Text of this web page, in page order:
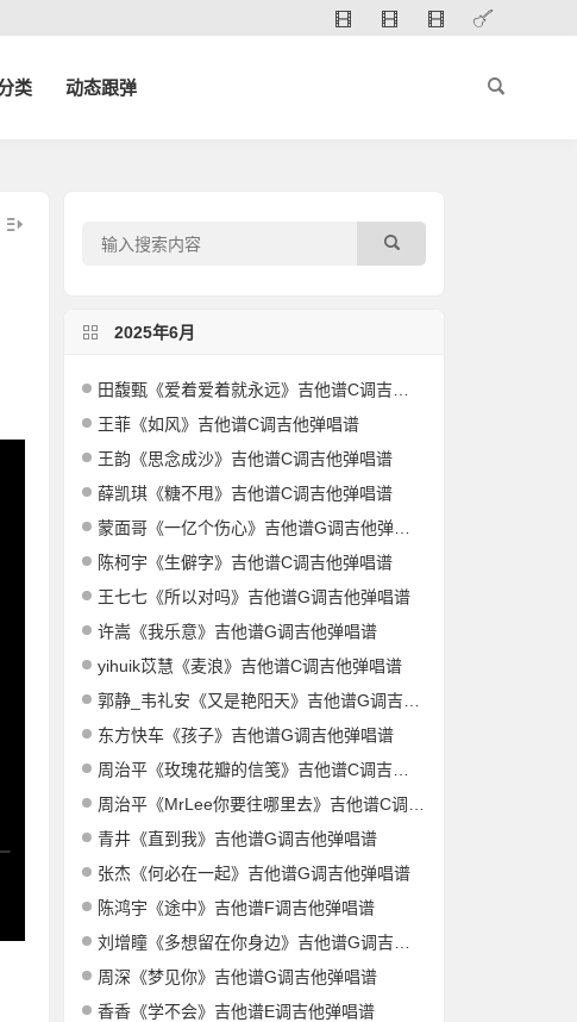
类 动态跟弹
2025年6月
田馥甄《爱着爱着就永远》吉他谱C调吉他弹唱谱
王菲《如风》吉他谱C调吉他弹唱谱
王韵《思念成沙》吉他谱C调吉他弹唱谱
薛凯琪《糖不甩》吉他谱C调吉他弹唱谱
蒙面哥《一亿个伤心》吉他谱G调吉他弹唱谱
陈柯宇《生僻字》吉他谱C调吉他弹唱谱
王七七《所以对吗》吉他谱G调吉他弹唱谱
许嵩《我乐意》吉他谱G调吉他弹唱谱
yihuik苡慧《麦浪》吉他谱C调吉他弹唱谱
郭静_韦礼安《又是艳阳天》吉他谱G调吉他弹唱谱
东方快车《孩子》吉他谱G调吉他弹唱谱
周治平《玫瑰花瓣的信笺》吉他谱C调吉他弹唱谱
周治平《MrLee你要往哪里去》吉他谱C调吉他弹唱谱
青井《直到我》吉他谱G调吉他弹唱谱
张杰《何必在一起》吉他谱G调吉他弹唱谱
陈鸿宇《途中》吉他谱F调吉他弹唱谱
刘增瞳《多想留在你身边》吉他谱G调吉他弹唱谱
周深《梦见你》吉他谱G调吉他弹唱谱
香香《学不会》吉他谱E调吉他弹唱谱